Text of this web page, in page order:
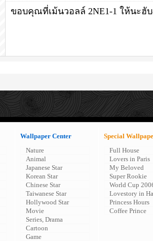
ขอบคุณที่เม้นวอลล์ 2NE1-1 ให้นะฮั
Wallpaper Center
Nature
Animal
Japanese Star
Korean Star
Chinese Star
Taiwanese Star
Hollywood Star
Movie
Series, Drama
Cartoon
Game
Special
Full House
Lovers in Paris
My Beloved
Super Rookie
World Cup
Lovestory in
Princess Hours
Coffee Prince